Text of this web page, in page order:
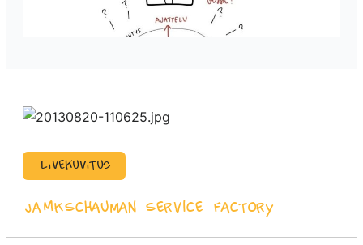
Livekuvitus
JAMKSchauman Service Factory